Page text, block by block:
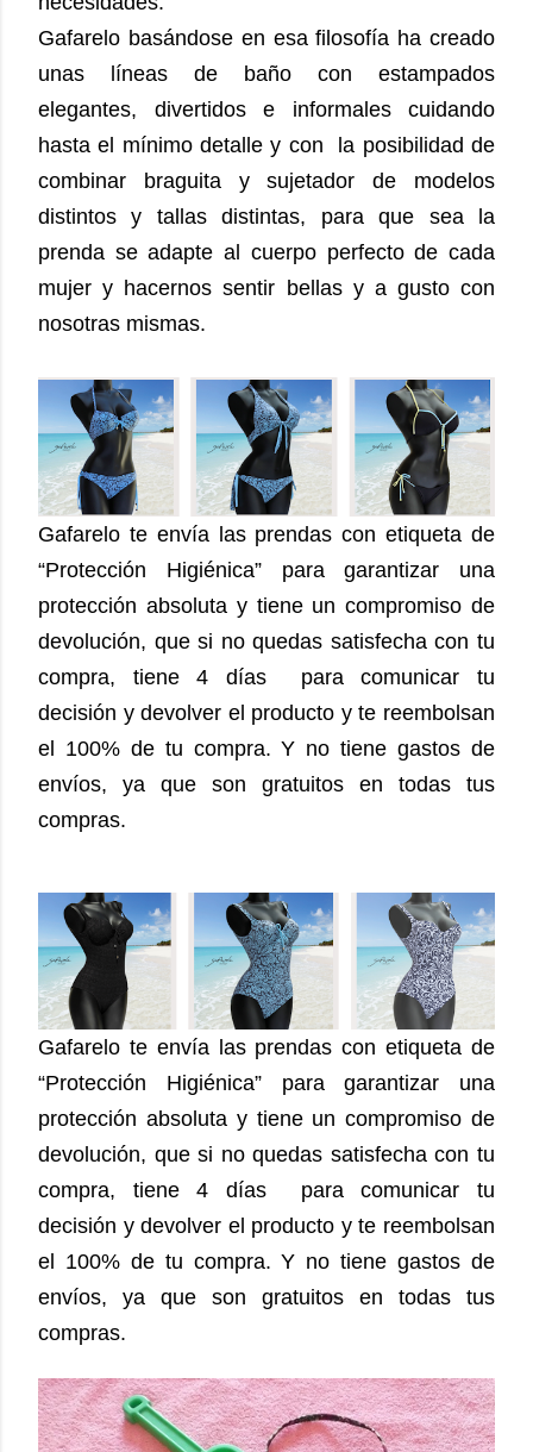
Gafarelo basándose en esa filosofía ha creado
unas líneas de baño con estampados
elegantes, divertidos e informales cuidando
hasta el mínimo detalle y con la posibilidad de
combinar braguita y sujetador de modelos
distintos y tallas distintas, para que sea la
prenda se adapte al cuerpo perfecto de cada
mujer y hacernos sentir bellas y a gusto con
nosotras mismas.
Gafarelo te envía las prendas con etiqueta de
“Protección Higiénica” para garantizar una
protección absoluta y tiene un compromiso de
devolución, que si no quedas satisfecha con tu
compra, tiene 4 días para comunicar tu
decisión y devolver el producto y te reembolsan
el 100% de tu compra. Y no tiene gastos de
envíos, ya que son gratuitos en todas tus
compras.
Gafarelo te envía las prendas con etiqueta de
“Protección Higiénica” para garantizar una
protección absoluta y tiene un compromiso de
devolución, que si no quedas satisfecha con tu
compra, tiene 4 días para comunicar tu
decisión y devolver el producto y te reembolsan
el 100% de tu compra. Y no tiene gastos de
envíos, ya que son gratuitos en todas tus
compras.